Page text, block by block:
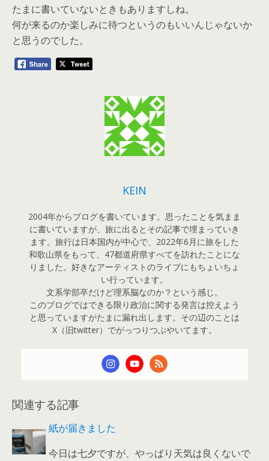
たまに書いていないときもありますしね。
何が来るのか楽しみに待つというのもいいんじゃないか
と思うのでした。
KEIN
2004年からブログを書いています。思ったことを気まま
に書いていますが、旅に出るとその記事で埋まっていき
ます。旅行は日本国内が中心で、2022年6月に旅をした
和歌山県をもって、47都道府県すべてを訪れたことにな
りました。好きなアーティストのライブにもちょいちょ
い行っています。
文系学部卒だけど理系脳なのか？という感じ。
このブログではできる限り政治に関する発言は控えよう
と思っていますがたまに漏れ出します。その辺のことは
X（旧twitter）でがっつりつぶやいてます。
関連する記事
紙が届きました
今日は七夕ですが、やっぱり天気は良くないで